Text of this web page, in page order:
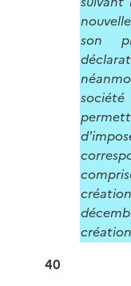
son
40